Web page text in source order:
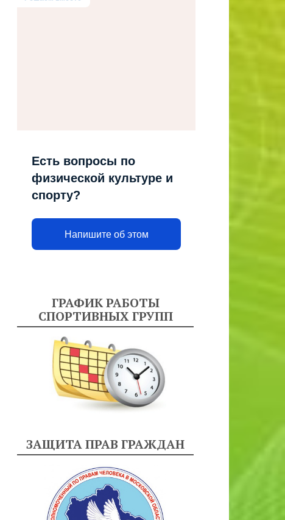
Есть вопросы по
физической культуре и
спорту?
Напишите об этом
ГРАФИК РАБОТЫ
СПОРТИВНЫХ ГРУПП
ЗАЩИТА ПРАВ ГРАЖДАН